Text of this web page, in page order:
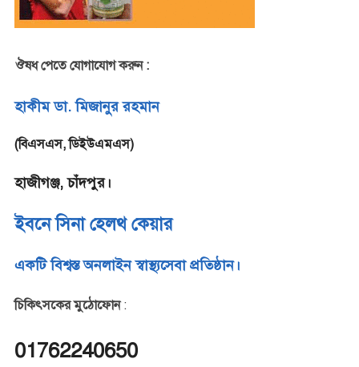
ঔষধ পেতে যোগাযোগ করুন :
হাকীম ডা. মিজানুর রহমান
(বিএসএস, ডিইউএমএস)
হাজীগঞ্জ, চাঁদপুর।
ইবনে সিনা হেলথ কেয়ার
একটি বিশ্বস্ত অনলাইন স্বাস্থ্যসেবা প্রতিষ্ঠান।
চিকিৎসকের মুঠোফোন:
01762240650